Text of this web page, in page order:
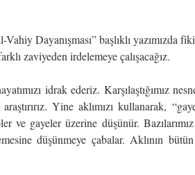
Dayanışması” başlıklı yazımızda
zaviyeden irdelemeye çalışacağız.
idrak ederiz. Karşılaştığımız
Yine aklımızı kullanarak,
ve gayeler üzerine düşünür.
düşünmeye çabalar. Aklının